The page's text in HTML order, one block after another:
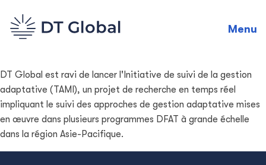
Menu
DT Global est ravi de lancer l'Initiative de suivi de la gestion
adaptative (TAMI), un projet de recherche en temps réel
impliquant le suivi des approches de gestion adaptative mises
en œuvre dans plusieurs programmes DFAT à grande échelle
dans la région Asie-Pacifique.